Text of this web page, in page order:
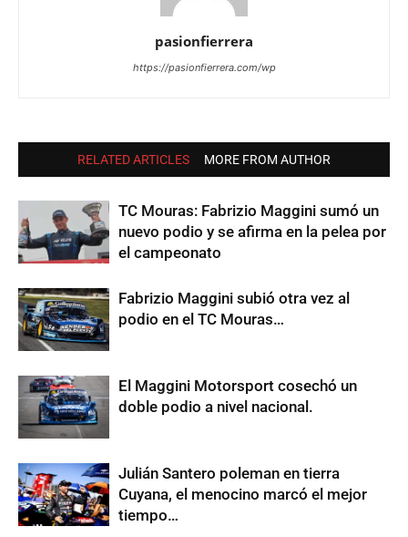
pasionfierrera
https://pasionfierrera.com/wp
RELATED ARTICLES MORE FROM AUTHOR
TC Mouras: Fabrizio Maggini sumó un
nuevo podio y se afirma en la pelea por
el campeonato
Fabrizio Maggini subió otra vez al
podio en el TC Mouras…
El Maggini Motorsport cosechó un
doble podio a nivel nacional.
Julián Santero poleman en tierra
Cuyana, el menocino marcó el mejor
tiempo…